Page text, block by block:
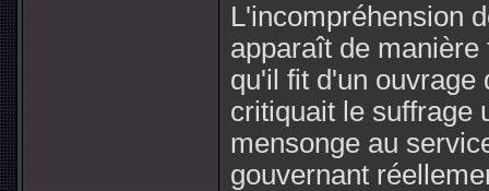
L'incompréhension
apparaît de
qu'il fit d'un ouvrage
critiquait le suffrage
mensonge au
gouvernant